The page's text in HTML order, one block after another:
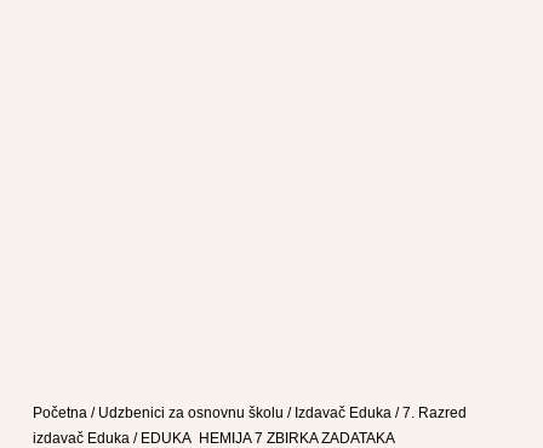
Početna / Udzbenici za osnovnu školu / Izdavač Eduka /7. Razred
izdavač Eduka / EDUKA HEMIJA 7 ZBIRKA ZADATAKA